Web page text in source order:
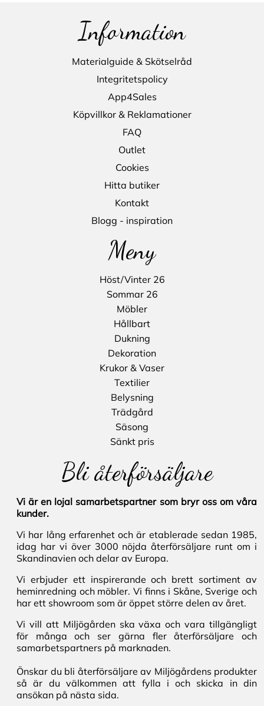
Information
Materialguide & Skötselråd
Integritetspolicy
App4Sales
Köpvillkor & Reklamationer
FAQ
Outlet
Cookies
Hitta butiker
Kontakt
Blogg - inspiration
Meny
Höst/Vinter 26
Sommar 26
Möbler
Hållbart
Dukning
Dekoration
Krukor & Vaser
Textilier
Belysning
Trädgård
Säsong
Sänkt pris
Bli återförsäljare
Vi är en lojal samarbetspartner som bryr oss om våra
kunder.
Vi har lång erfarenhet och är etablerade sedan 1985,
idag har vi över 3000 nöjda återförsäljare runt om i
Skandinavien och delar av Europa.
Vi erbjuder ett inspirerande och brett sortiment av
heminredning och möbler. Vi finns i Skåne, Sverige och
har ett showroom som är öppet större delen av året.
Vi vill att Miljögården ska växa och vara tillgängligt
för många och ser gärna fler återförsäljare och
samarbetspartners på marknaden.
Önskar du bli återförsäljare av Miljögårdens produkter
så är du välkommen att fylla i och skicka in din
ansökan på nästa sida.